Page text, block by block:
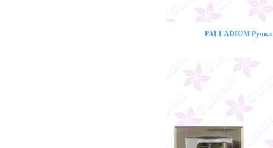
PALLADIUM Ручка